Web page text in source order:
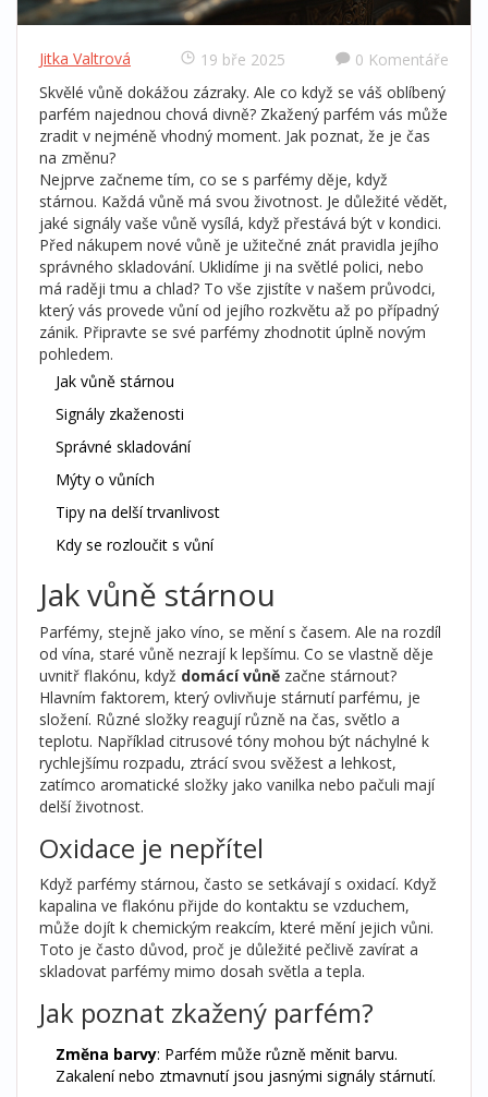
Jitka Valtrová 19 bře 2025
0 Komentáře
Skvělé vůně dokážou zázraky. Ale co když se váš oblíbený
parfém najednou chová divně? Zkažený parfém vás může
zradit v nejméně vhodný moment. Jak poznat, že je čas
na změnu?
Nejprve začneme tím, co se s parfémy děje, když
stárnou. Každá vůně má svou životnost. Je důležité vědět,
jaké signály vaše vůně vysílá, když přestává být v kondici.
Před nákupem nové vůně je užitečné znát pravidla jejího
správného skladování. Uklidíme ji na světlé polici, nebo
má raději tmu a chlad? To vše zjistíte v našem průvodci,
který vás provede vůní od jejího rozkvětu až po případný
zánik. Připravte se své parfémy zhodnotit úplně novým
pohledem.
Jak vůně stárnou
Signály zkaženosti
Správné skladování
Mýty o vůních
Tipy na delší trvanlivost
Kdy se rozloučit s vůní
Jak vůně stárnou
Parfémy, stejně jako víno, se mění s časem. Ale na rozdíl
od vína, staré vůně nezrají k lepšímu. Co se vlastně děje
uvnitř flakónu, když domácí vůně začne stárnout?
Hlavním faktorem, který ovlivňuje stárnutí parfému, je
složení. Různé složky reagují různě na čas, světlo a
teplotu. Například citrusové tóny mohou být náchylné k
rychlejšímu rozpadu, ztrácí svou svěžest a lehkost,
zatímco aromatické složky jako vanilka nebo pačuli mají
delší životnost.
Oxidace je nepřítel
Když parfémy stárnou, často se setkávají s oxidací. Když
kapalina ve flakónu přijde do kontaktu se vzduchem,
může dojít k chemickým reakcím, které mění jejich vůni.
Toto je často důvod, proč je důležité pečlivě zavírat a
skladovat parfémy mimo dosah světla a tepla.
Jak poznat zkažený parfém?
Změna barvy: Parfém může různě měnit barvu.
Zakalení nebo ztmavnutí jsou jasnými signály stárnutí.